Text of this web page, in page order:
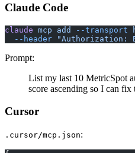
Claude Code
claude mcp add --transport
  --header
"Authorization:
Prompt:
List my last 10 MetricSpot
score ascending so I can
Cursor
.cursor/mcp.json: